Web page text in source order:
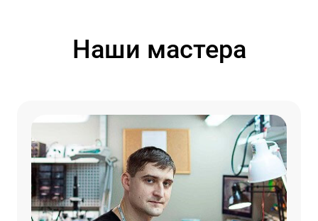
Наши мастера